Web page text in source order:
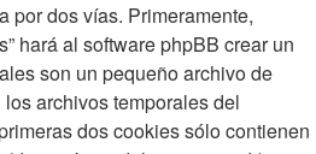
por dos vías. Primeramente,
hará al software phpBB crear un
son un pequeño archivo de
archivos temporales del
dos cookies sólo contienen